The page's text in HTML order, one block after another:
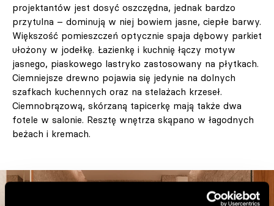
projektantów jest dosyć oszczędna, jednak bardzo
przytulna – dominują w niej bowiem jasne, ciepłe barwy.
Większość pomieszczeń optycznie spaja dębowy parkiet
ułożony w jodełkę. Łazienkę i kuchnię łączy motyw
jasnego, piaskowego lastryko zastosowany na płytkach.
Ciemniejsze drewno pojawia się jedynie na dolnych
szafkach kuchennych oraz na stelażach krzeseł.
Ciemnobrązową, skórzaną tapicerkę mają także dwa
fotele w salonie. Resztę wnętrza skąpano w łagodnych
beżach i kremach.